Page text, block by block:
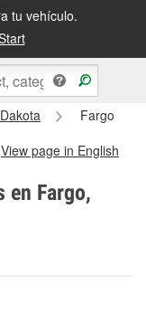
tu vehículo.
Fargo
View page in English
en Fargo,